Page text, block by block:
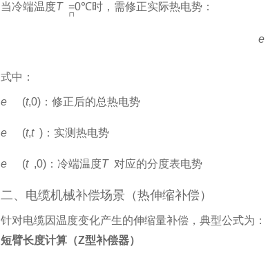
当冷端温度T

=0℃时，需修正实际热电势：
e
式中：
e
A B
(t,0) ：修正后的总热电势
e
(t,t ) ：实测热电势
e
(t ,0) ：冷端温度T 对应的分度表电势
二、电缆机械补偿场景（热伸缩补偿）
针对电缆因温度变化产生的伸缩量补偿，典型公式为：
短臂长度计算（Z型补偿器）